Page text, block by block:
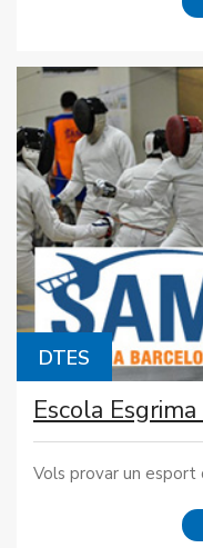
DTES
Escola
Vols provar un esport